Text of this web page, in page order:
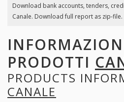
Download bank accounts, tenders,
Canale. Download full report as zip-file.
PRODOTTI
PRODUCTS
CANALE